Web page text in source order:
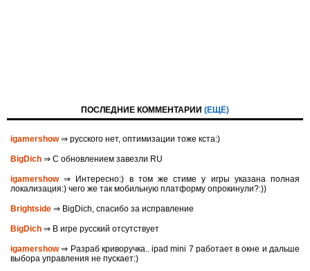
ПОСЛЕДНИЕ КОММЕНТАРИИ (ЕЩЁ)
igamershow⇒ русского нет, оптимизации тоже кста:)
BigDich ⇒ С обновлением завезли RU
igamershow⇒ Интересно:) в том же стиме у игры указана полная
локализация:) чего же так мобильную платформу опрокинули?:))
Brightside ⇒ BigDich, спасибо за исправление
BigDich ⇒ В игре русский отсутствует
igamershow⇒ Разраб криворучка.. ipad mini 7 работает в окне и дальше
выбора управления не пускает:)